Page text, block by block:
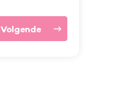
Volgende